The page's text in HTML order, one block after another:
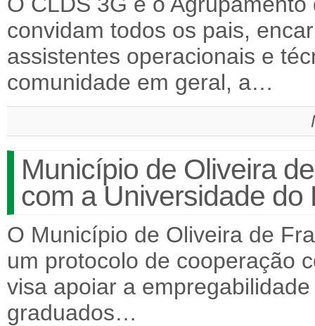
convidam todos os pais,
assistentes operacionais e
comunidade em geral, a…
Município de Oliveira
com a Universidade do
O Município de Oliveira de
um protocolo de cooperação
visa apoiar a
graduados…